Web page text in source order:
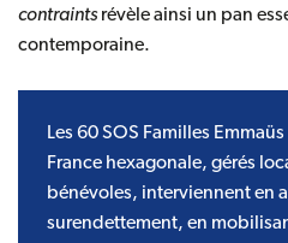
contraintsrévèle ainsi un pan
contemporaine.
Les 60 SOS Familles
France hexagonale, gérés
bénévoles, interviennent en
surendettement, en